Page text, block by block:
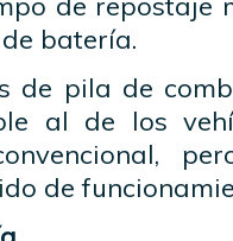
batería.
de pila de
al de los
de